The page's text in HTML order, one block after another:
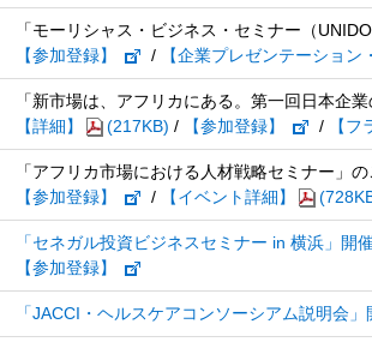
「モーリシャス・ビジネス・セミナー（
【参加登録】
/ 【企業プレゼンテーション
「新市場は、アフリカにある。第一回日本
【詳細】
(217KB) / 【参加登録】 / 【フ
「アフリカ市場における人材戦略セミナー」の
【参加登録】
/ 【イベント詳細】
「セネガル投資ビジネスセミナー in 横浜」開
【参加登録】
「JACCI・ヘルスケアコンソーシアム説明会